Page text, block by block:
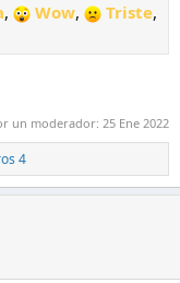
, Wow, Triste,
un moderador: 25 Ene 2022
4